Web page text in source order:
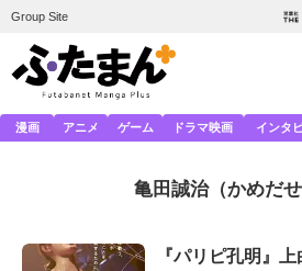
Group Site
漫画 アニメ ゲーム ドラマ映画 インタ
亀田誠治（かめだせ
『パリピ孔明』